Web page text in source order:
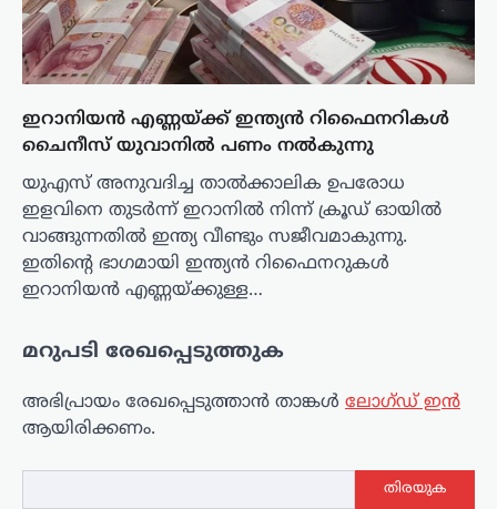
ഇറാനിയൻ എണ്ണയ്ക്ക് ഇന്ത്യൻ റിഫൈനറികൾ
ചൈനീസ് യുവാനിൽ പണം നൽകുന്നു
യുഎസ് അനുവദിച്ച താൽക്കാലിക ഉപരോധ
ഇളവിനെ തുടർന്ന് ഇറാനിൽ നിന്ന് ക്രൂഡ് ഓയിൽ
വാങ്ങുന്നതിൽ ഇന്ത്യ വീണ്ടും സജീവമാകുന്നു.
ഇതിന്റെ ഭാഗമായി ഇന്ത്യൻ റിഫൈനറുകൾ
ഇറാനിയൻ എണ്ണയ്ക്കുള്ള…
മറുപടി രേഖപ്പെടുത്തുക
അഭിപ്രായം രേഖപ്പെടുത്താ‍ൻ താങ്കൾ ലോഗ്ഡ് ഇൻ
ആയിരിക്കണം.
തിരയുക